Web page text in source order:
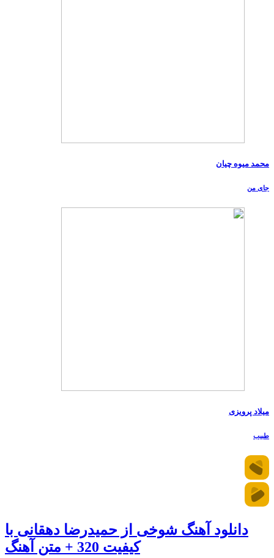
محمد میوه چیان
جای من
میلاد پرویزی
طبیب
دانلود آهنگ شوخی از حمیدرضا دهقانی با
کیفیت 320 + متن آهنگ